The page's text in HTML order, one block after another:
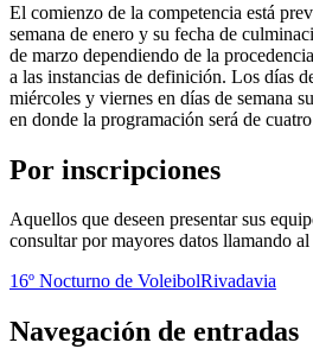
El comienzo de la competencia está
semana de enero y su fecha de
de marzo dependiendo de la
a las instancias de definición. Los días
miércoles y viernes en días de semana
en donde la programación será de
Por inscripciones
Aquellos que deseen presentar sus
consultar por mayores datos llamando
16º Nocturno de VoleibolRivadavia
Navegación de entradas